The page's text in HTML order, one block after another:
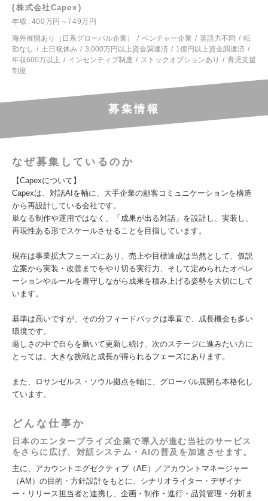
株式会社Capex
年収
400万円～749万円
海外展開あり（日系グローバル企業）
ベンチャー企業 英語力不問
転
勤なし
土日祝休み 3,000万円以上資金調達済
1億円以上資金調達済
年収600万以上
インセンティブ制度 ストックオプションあり
育児支援
制度
募集情報
なぜ募集しているのか
【Capexについて】
Capexは、対話AIを軸に、大手企業の顧客コミュニケーションを構造
から再設計している会社です。
単なる制作や運用ではなく、「成果が出る対話」を設計し、実装し、
再現性ある形でスケールさせることを目指しています。
現在は事業拡大フェーズにあり、売上や目標達成は当然として、仮説
立案から実装・改善までをやり切る実行力、そして定められたオペレ
ーションやルールを遵守しながら成果を積み上げる姿勢を大切にして
います。
基準は高いですが、その分フィードバックは率直で、成長機会も多い
環境です。
厳しさの中で自らを磨いて更新し続け、次のステージに進みたい方に
とっては、大きな挑戦と成長が得られるフェーズにあります。
また、ロサンゼルス・ソウル拠点を軸に、グローバル展開も本格化し
ています。
どんな仕事か
日本のエンタープライズ企業で導入が進む当社のサービス
をさらに広げ、対話システム・AIの普及を加速させます。
主に、アカウントエグゼクティブ（AE）／アカウントマネージャー
（AM）の目的・方針設計をもとに、シナリオライター・デザイナ
ー・リリース担当者と連携し、企画・制作・進行・品質管理・分析ま